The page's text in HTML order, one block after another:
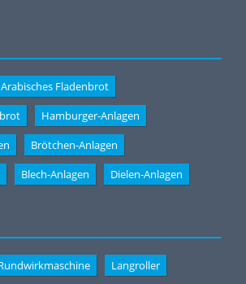
Arabisches Fladenbrot
Hamburger-Anlagen
Brötchen-Anlagen
Blech-Anlagen Dielen-Anlagen
Langroller